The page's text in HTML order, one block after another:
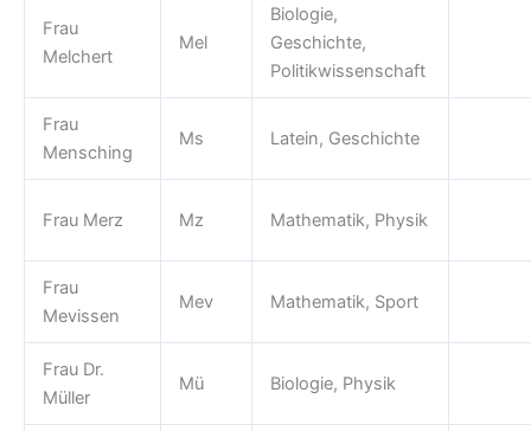
Frau
Melchert
Mel
Biologie,
Geschichte,
Politikwissenschaft
Frau
Mensching
Ms Latein, Geschichte
Frau Merz Mz Mathematik, Physik
Frau
Mevissen
Mev Mathematik, Sport
Frau Dr.
Müller
Mü Biologie, Physik